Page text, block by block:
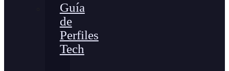
Guía
de
Perfiles
Tech